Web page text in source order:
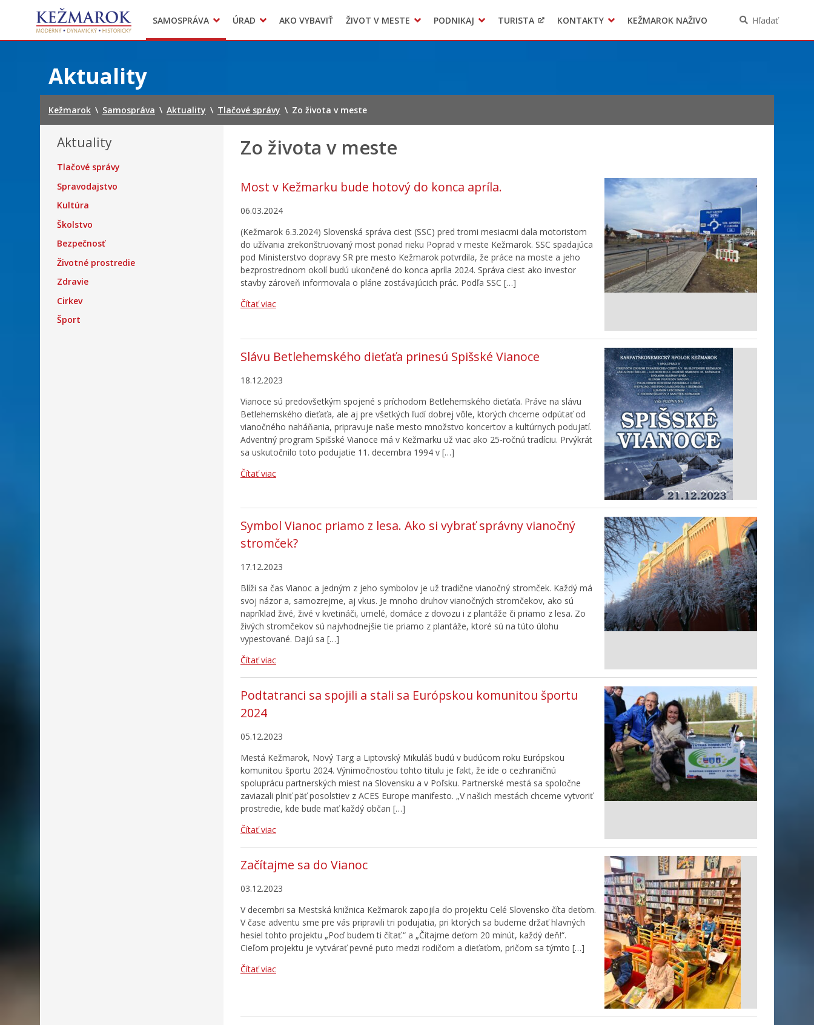
SAMOSPRÁVA
Mestská polícia
Geo informačný systém – Kežmarok
ÚRAD
Sekcie úradu
Oznamovanie podozrení z podvodov
AKO VYBAVIŤ ŽIVOT V MESTE
Triedený zber – NATUR – PACK
PODNIKAJ TURISTA KONTAKTY KEŽMAROK NAŽIVO Hľadať
Aktuality
Kežmarok \ Samospráva \ Aktuality \ Tlačové správy \ Zo života v meste
Aktuality
Tlačové správy
Spravodajstvo
Kultúra
Školstvo
Bezpečnosť
Životné prostredie
Zdravie
Cirkev
Šport
Zo života v meste
Most v Kežmarku bude hotový do konca apríla.
06.03.2024
(Kežmarok 6.3.2024) Slovenská správa ciest (SSC) pred tromi mesiacmi dala motoristom
do užívania zrekonštruovaný most ponad rieku Poprad v meste Kežmarok. SSC spadajúca
pod Ministerstvo dopravy SR pre mesto Kežmarok potvrdila, že práce na moste a jeho
bezprostrednom okolí budú ukončené do konca apríla 2024. Správa ciest ako investor
stavby zároveň informovala o pláne zostávajúcich prác. Podľa SSC […]
Čítať viac
Slávu Betlehemského dieťaťa prinesú Spišské Vianoce
18.12.2023
Vianoce sú predovšetkým spojené s príchodom Betlehemského dieťaťa. Práve na slávu
Betlehemského dieťaťa, ale aj pre všetkých ľudí dobrej vôle, ktorých chceme odpútať od
vianočného naháňania, pripravuje naše mesto množstvo koncertov a kultúrnych podujatí.
Adventný program Spišské Vianoce má v Kežmarku už viac ako 25-ročnú tradíciu. Prvýkrát
sa uskutočnilo toto podujatie 11. decembra 1994 v […]
Čítať viac
Symbol Vianoc priamo z lesa. Ako si vybrať správny vianočný
stromček?
17.12.2023
Blíži sa čas Vianoc a jedným z jeho symbolov je už tradične vianočný stromček. Každý má
svoj názor a, samozrejme, aj vkus. Je mnoho druhov vianočných stromčekov, ako sú
napríklad živé, živé v kvetináči, umelé, domáce z dovozu i z plantáže či priamo z lesa. Zo
živých stromčekov sú najvhodnejšie tie priamo z plantáže, ktoré sú na túto úlohu
vypestované. Dajú sa […]
Čítať viac
Podtatranci sa spojili a stali sa Európskou komunitou športu
2024
05.12.2023
Mestá Kežmarok, Nový Targ a Liptovský Mikuláš budú v budúcom roku Európskou
komunitou športu 2024. Výnimočnosťou tohto titulu je fakt, že ide o cezhraničnú
spoluprácu partnerských miest na Slovensku a v Poľsku. Partnerské mestá sa spoločne
zaviazali plniť päť posolstiev z ACES Europe manifesto. „V našich mestách chceme vytvoriť
prostredie, kde bude mať každý občan […]
Čítať viac
Začítajme sa do Vianoc
03.12.2023
V decembri sa Mestská knižnica Kežmarok zapojila do projektu Celé Slovensko číta deťom.
V čase adventu sme pre vás pripravili tri podujatia, pri ktorých sa budeme držať hlavných
hesiel tohto projektu „Poď budem ti čítať.“ a „Čítajme deťom 20 minút, každý deň!“.
Cieľom projektu je vytvárať pevné puto medzi rodičom a dieťaťom, pričom sa týmto […]
Čítať viac